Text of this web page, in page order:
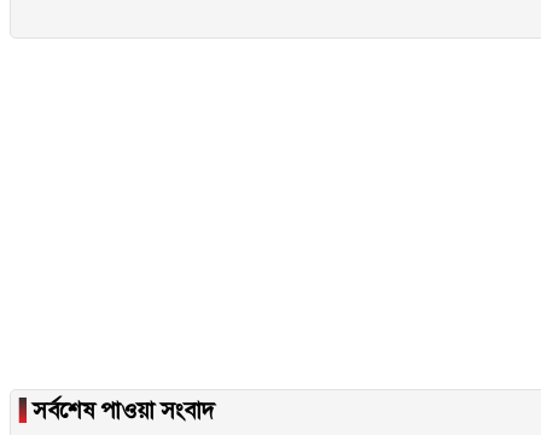
▐সর্বশেষ পাওয়া সংবাদ